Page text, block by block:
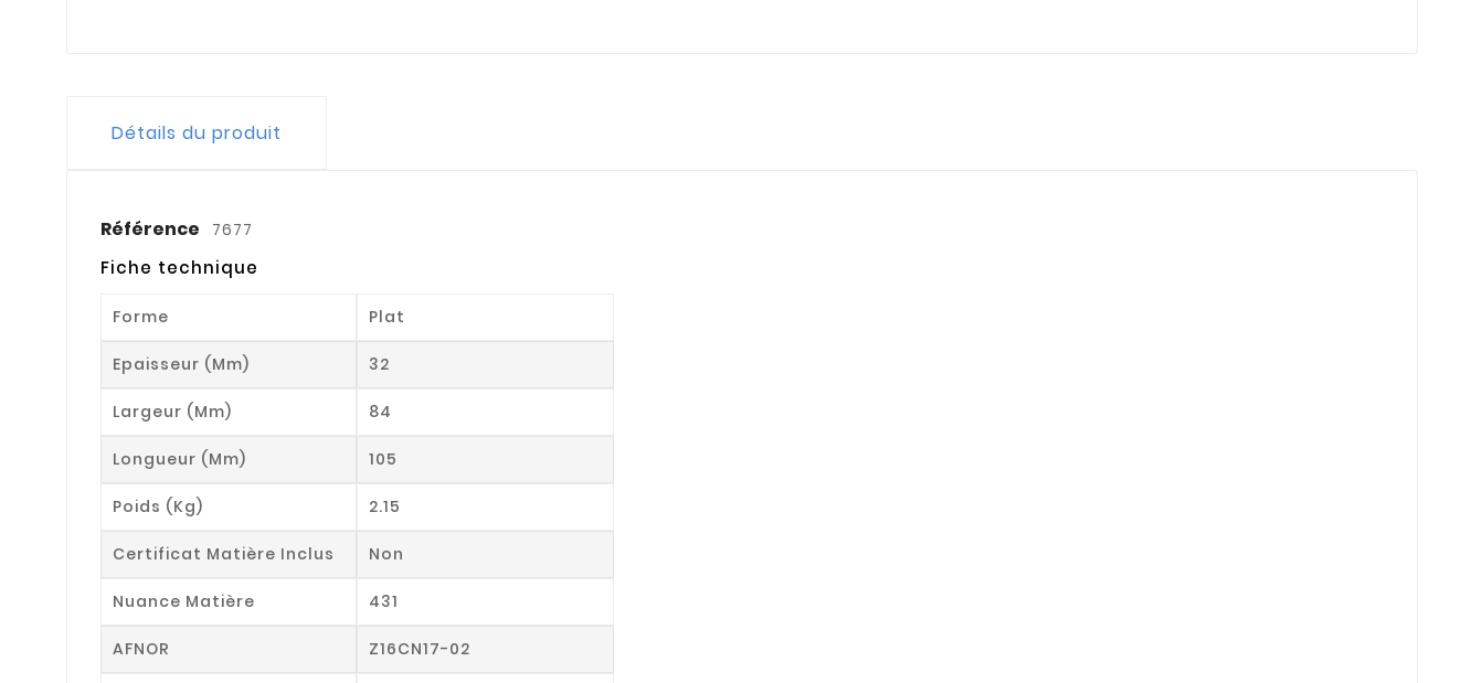
Détails du produit
Référence 7677
Fiche technique
Forme Plat
Epaisseur (mm) 32
Largeur (mm) 84
Longueur (mm) 105
Poids (kg) 2.15
Certificat Matière Inclus Non
Nuance Matière 431
AFNOR Z16CN17-02